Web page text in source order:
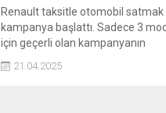
Renault taksitle otomobil satmak
kampanya başlattı. Sadece 3
için geçerli olan kampanyanın
21.04.2025